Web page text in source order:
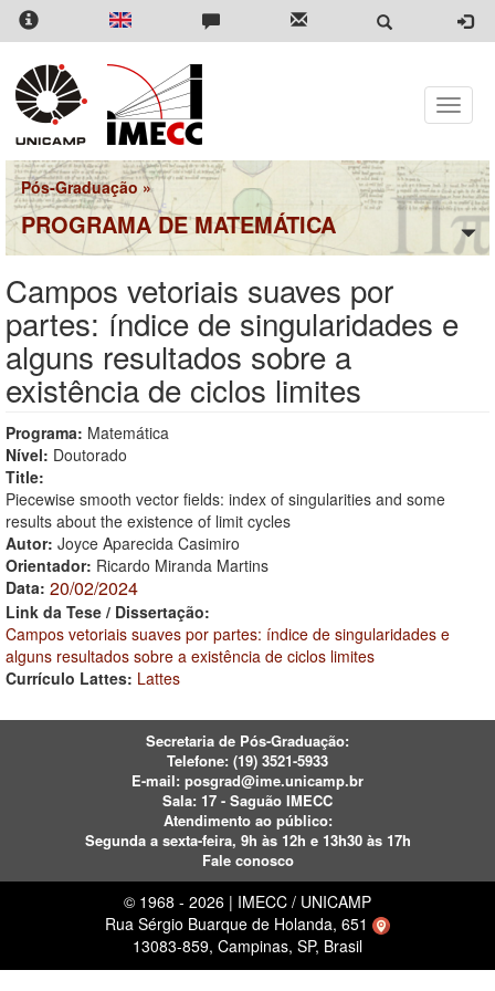
Pular
para
conteúdo
principal
Toggle
Pós-Graduação »
PROGRAMA DE MATEMÁTICA
Campos vetoriais suaves por
partes: índice de singularidades e
alguns resultados sobre a
existência de ciclos limites
Programa: Matemática
Nível: Doutorado
Title:
Piecewise smooth vector fields: index of singularities and some
results about the existence of limit cycles
Autor: Joyce Aparecida Casimiro
Orientador: Ricardo Miranda Martins
Data: 20/02/2024
Link da Tese / Dissertação:
Campos vetoriais suaves por partes: índice de singularidades e
alguns resultados sobre a existência de ciclos limites
Currículo Lattes: Lattes
Secretaria de Pós-Graduação:
Telefone: (19) 3521-5933
E-mail: posgrad@ime.unicamp.br
Sala: 17 - Saguão IMECC
Atendimento ao público:
Segunda a sexta-feira, 9h às 12h e 13h30 às 17h
Fale conosco
© 1968 - 2026 | IMECC / UNICAMP
Rua Sérgio Buarque de Holanda, 651
13083-859, Campinas, SP, Brasil